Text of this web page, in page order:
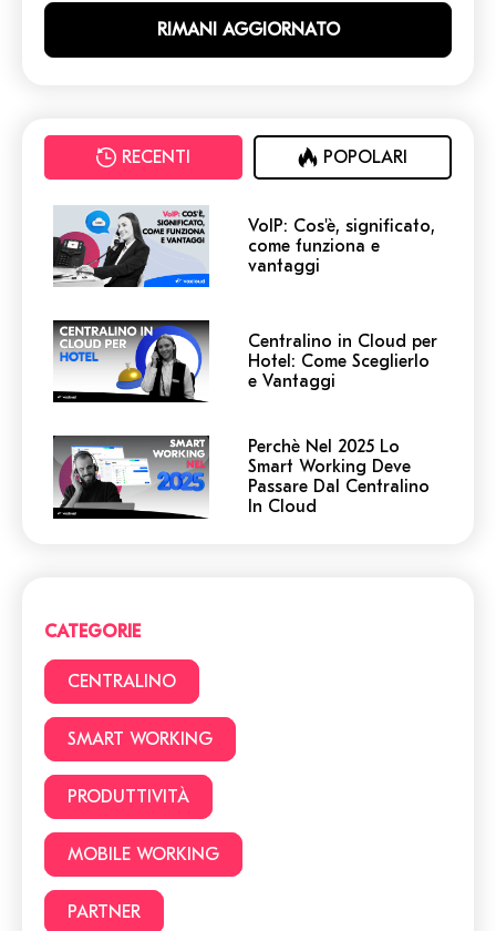
RECENTI POPOLARI
VoIP: Cos'è, significato,
come funziona e
vantaggi
Centralino in Cloud per
Hotel: Come Sceglierlo
e Vantaggi
Perchè Nel 2025 Lo
Smart Working Deve
Passare Dal Centralino
In Cloud
CATEGORIE
CENTRALINO
SMART WORKING
PRODUTTIVITÀ
MOBILE WORKING
PARTNER